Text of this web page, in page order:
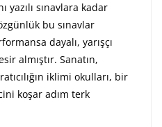
yazılı sınavlara kadar
bu sınavlar
dayalı, yarışçı
almıştır. Sanatın,
iklimi okulları, bir
koşar adım terk